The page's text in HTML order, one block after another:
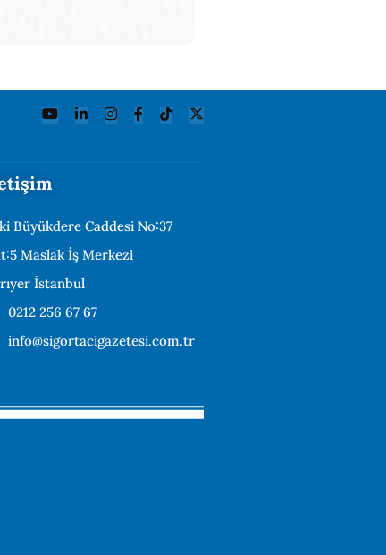
Büyükdere Caddesi No:37
Maslak İş Merkezi
İstanbul
0212 256 67 67
info@sigortacigazetesi.com.tr